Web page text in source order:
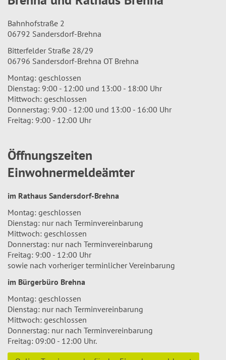
Bahnhofstraße 2
06792 Sandersdorf-Brehna
Bitterfelder Straße 28/29
06796 Sandersdorf-Brehna OT Brehna
Montag: geschlossen
Dienstag: 9:00 - 12:00 und 13:00 - 18:00 Uhr
Mittwoch: geschlossen
Donnerstag: 9:00 - 12:00 und 13:00 - 16:00 Uhr
Freitag: 9:00 - 12:00 Uhr
Öffnungszeiten
Einwohnermeldeämter
im Rathaus Sandersdorf-Brehna
Montag: geschlossen
Dienstag: nur nach Terminvereinbarung
Mittwoch: geschlossen
Donnerstag: nur nach Terminvereinbarung
Freitag: 9:00 - 12:00 Uhr
sowie nach vorheriger terminlicher Vereinbarung
im Bürgerbüro Brehna
Montag: geschlossen
Dienstag: nur nach Terminvereinbarung
Mittwoch: geschlossen
Donnerstag: nur nach Terminvereinbarung
Freitag: 09:00 - 12:00 Uhr.